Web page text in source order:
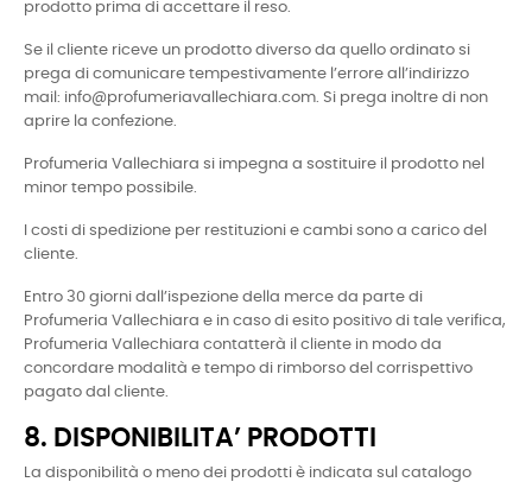
prodotto prima di accettare il reso.
Se il cliente riceve un prodotto diverso da quello ordinato si
prega di comunicare tempestivamente l’errore all’indirizzo
mail: info@profumeriavallechiara.com. Si prega inoltre di non
aprire la confezione.
Profumeria Vallechiara si impegna a sostituire il prodotto nel
minor tempo possibile.
I costi di spedizione per restituzioni e cambi sono a carico del
cliente.
Entro 30 giorni dall’ispezione della merce da parte di
Profumeria Vallechiara e in caso di esito positivo di tale verifica,
Profumeria Vallechiara contatterà il cliente in modo da
concordare modalità e tempo di rimborso del corrispettivo
pagato dal cliente.
8. DISPONIBILITA’ PRODOTTI
La disponibilità o meno dei prodotti è indicata sul catalogo